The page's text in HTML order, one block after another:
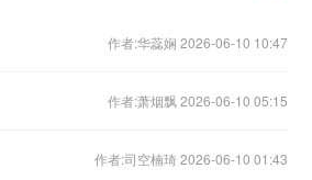
作者:华蕊娴 2026-06-10 10:47
作者:萧烟飘 2026-06-10 05:15
作者:司空楠琦 2026-06-10 01:43